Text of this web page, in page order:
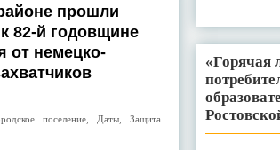
прошли
82-й годовщине
от немецко-
поселение Даты, Защита
«Горячая